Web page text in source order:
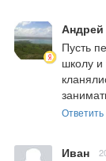
Андрей
Пусть
школу и
Ответить
Иван